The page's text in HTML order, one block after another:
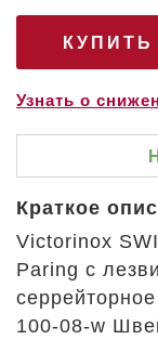
Узнать о
Краткое
Victorinox
Paring с
100-08-w